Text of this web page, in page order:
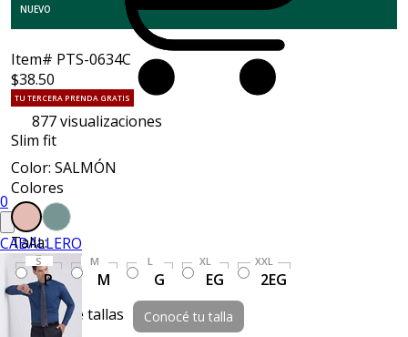
0
CABALLERO
NUEVO
Item# PTS-0634C
$38.50
TU TERCERA PRENDA GRATIS
877visualizaciones
Slim fit
Color: SALMÓN
Colores
Talla:
S
P
M
M
L
G
XL
EG
XXL
2EG
Guía de tallas
Conocé tu talla